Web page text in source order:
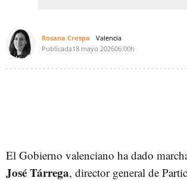
Rosana Crespo
Valencia
Publicada18 mayo 202606:00h
El Gobierno valenciano ha dado
José Tárrega, director general de